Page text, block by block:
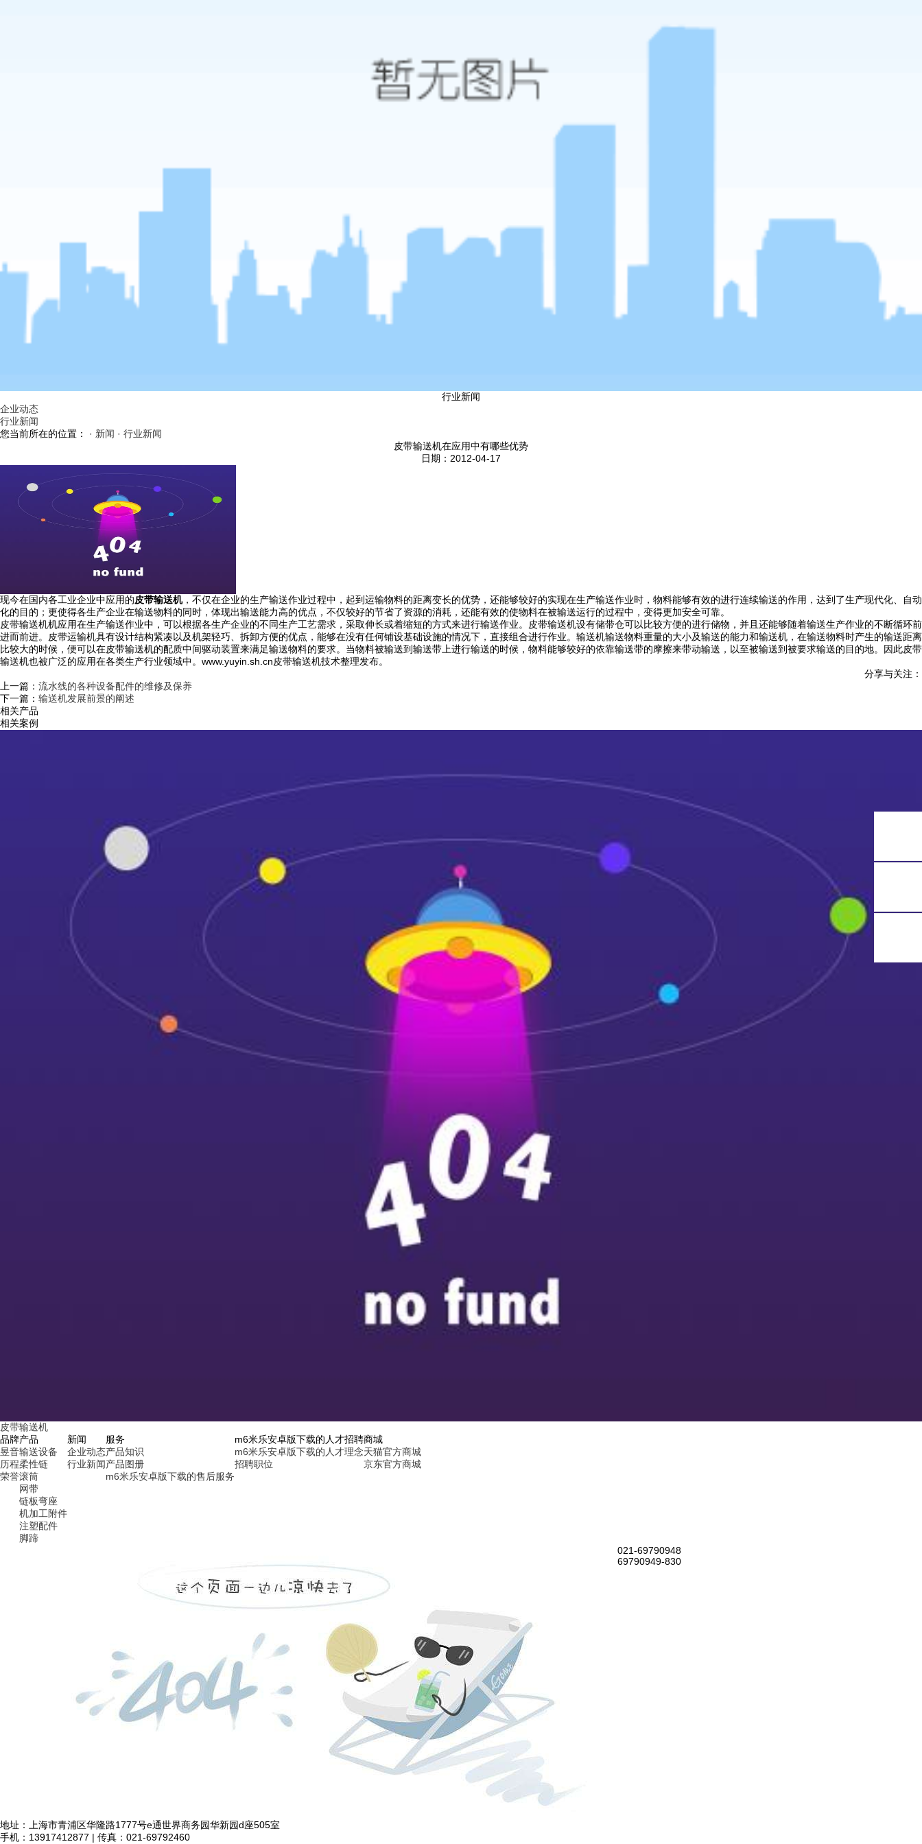
行业新闻
企业动态
行业新闻
您当前所在的位置： · 新闻 · 行业新闻
皮带输送机在应用中有哪些优势
日期：2012-04-17
现今在国内各工业企业中应用的皮带输送机，不仅在企业的生产输送作业过程中，起到运输物料的距离变长的优势，还能够较好的实现在生产输送作业时，物料能够有效的进行连续输送的作用，达到了生产现代化、自动
化的目的；更使得各生产企业在输送物料的同时，体现出输送能力高的优点，不仅较好的节省了资源的消耗，还能有效的使物料在被输送运行的过程中，变得更加安全可靠。
皮带输送机机应用在生产输送作业中，可以根据各生产企业的不同生产工艺需求，采取伸长或着缩短的方式来进行输送作业。皮带输送机设有储带仓可以比较方便的进行储物，并且还能够随着输送生产作业的不断循环前
进而前进。皮带运输机具有设计结构紧凑以及机架轻巧、拆卸方便的优点，能够在没有任何铺设基础设施的情况下，直接组合进行作业。输送机输送物料重量的大小及输送的能力和输送机，在输送物料时产生的输送距离
比较大的时候，便可以在皮带输送机的配质中间驱动装置来满足输送物料的要求。当物料被输送到输送带上进行输送的时候，物料能够较好的依靠输送带的摩擦来带动输送，以至被输送到被要求输送的目的地。因此皮带
输送机也被广泛的应用在各类生产行业领域中。www.yuyin.sh.cn皮带输送机技术整理发布。
分享与关注：
上一篇： 流水线的各种设备配件的维修及保养
下一篇： 输送机发展前景的阐述
相关产品
相关案例
皮带输送机
品牌
昱音
历程
荣誉
产品
输送设备
柔性链
滚筒
网带
链板弯座
机加工附件
注塑配件
脚蹄
新闻
企业动态
行业新闻
服务
产品知识
产品图册
m6米乐安卓版下载的售后服务
m6米乐安卓版下载的人才招聘
m6米乐安卓版下载的人才理念
招聘职位
商城
天猫官方商城
京东官方商城
021-69790948
69790949-830
地址：上海市青浦区华隆路1777号e通世界商务园华新园d座505室
手机：13917412877 | 传真：021-69792460